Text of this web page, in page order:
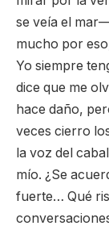
se veía el
mucho por
Yo siempre
dice que me
hace daño,
veces cierro
la voz del
mío. ¿Se
fuerte… Qué